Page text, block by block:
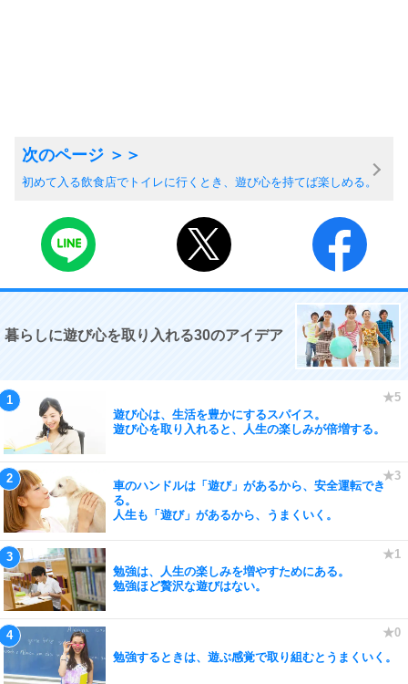
初めて入る飲食店でトイレに行くとき、遊び心を持てば楽しめる。
暮らしに遊び心を取り入れる30のアイデア
遊び心は、生活を豊かにするスパイス。
遊び心を取り入れると、人生の楽しみが倍増する。
車のハンドルは「遊び」があるから、安全運転でき
る。
人生も「遊び」があるから、うまくいく。
勉強は、人生の楽しみを増やすためにある。
勉強ほど贅沢な遊びはない。
勉強するときは、遊ぶ感覚で取り組むとうまくいく。